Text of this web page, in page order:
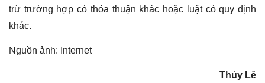
trừ trường hợp có thỏa thuận khác hoặc luật có quy định
khác.
Nguồn ảnh: Internet
Thủy Lê